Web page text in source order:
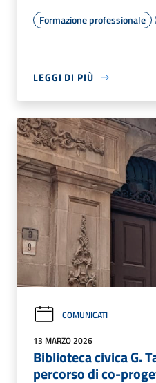
Formazione professionale
LEGGI DI PIÙ
COMUNICATI
13 MARZO 2026
Biblioteca civica G.
percorso di co-